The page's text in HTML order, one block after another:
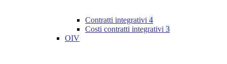
Contratti integrativi 4
Costi contratti integrativi 3
OIV